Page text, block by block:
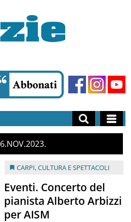
6 NOV 2023
CARPI,CULTURA E SPETTACOLI
Eventi. Concerto del
pianista Alberto Arbizzi
per AISM